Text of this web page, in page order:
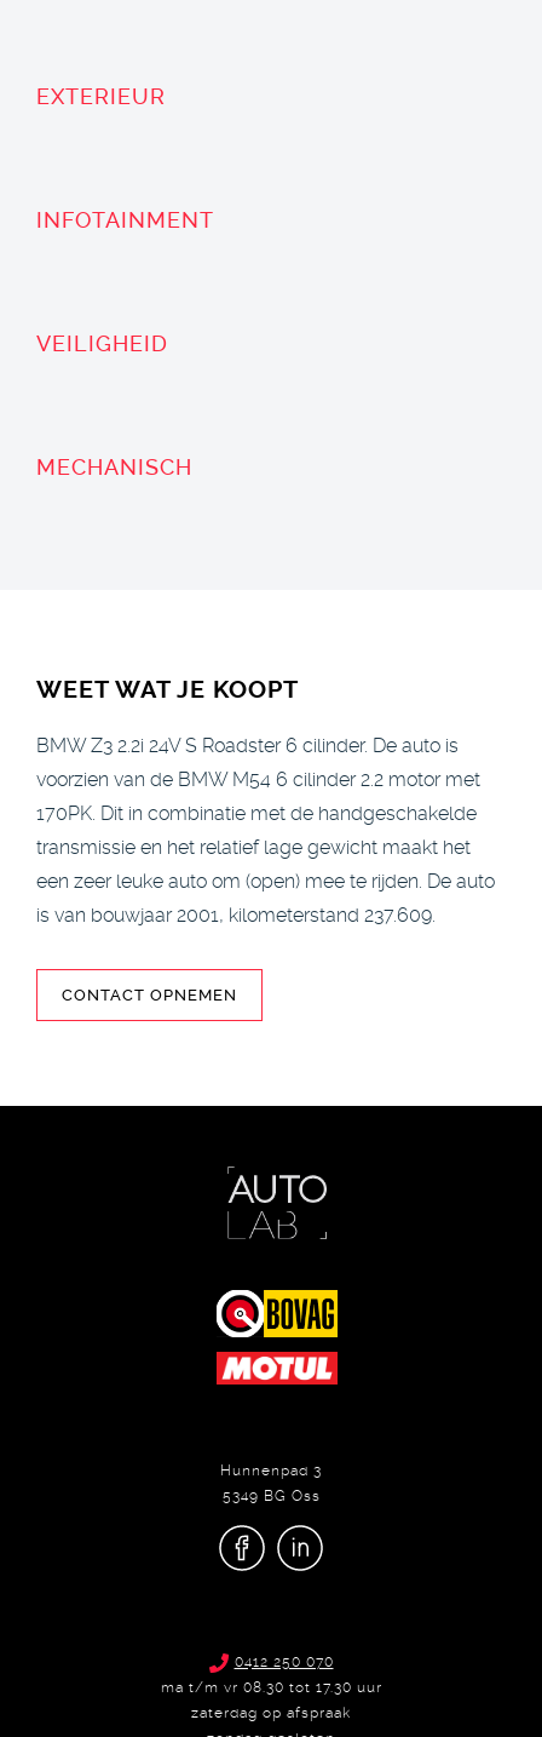
EXTERIEUR
INFOTAINMENT
VEILIGHEID
MECHANISCH
WEET WAT JE KOOPT
BMW Z3 2.2i 24V S Roadster 6 cilinder. De auto is
voorzien van de BMW M54 6 cilinder 2.2 motor met
170PK. Dit in combinatie met de handgeschakelde
transmissie en het relatief lage gewicht maakt het
een zeer leuke auto om (open) mee te rijden. De auto
is van bouwjaar 2001, kilometerstand 237.609.
CONTACT OPNEMEN
Hunnenpad 3
5349 BG Oss
0412 250 070
ma t/m vr 08.30 tot 17.30 uur
zaterdag op afspraak